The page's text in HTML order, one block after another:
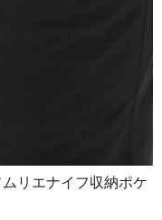
リエナイフ収納ポケ